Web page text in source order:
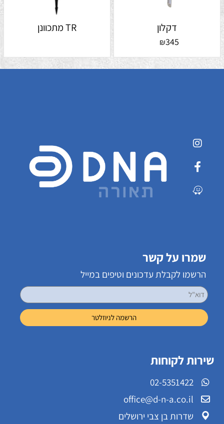
דקלון
₪345
TR מתכוונן
שמרו על קשר
הרשמו לקבלת עדכונים וטיפים במייל
שירות לקוחות
02-5351422
office@d-n-a.co.il
שדרות בן צבי ירושלים